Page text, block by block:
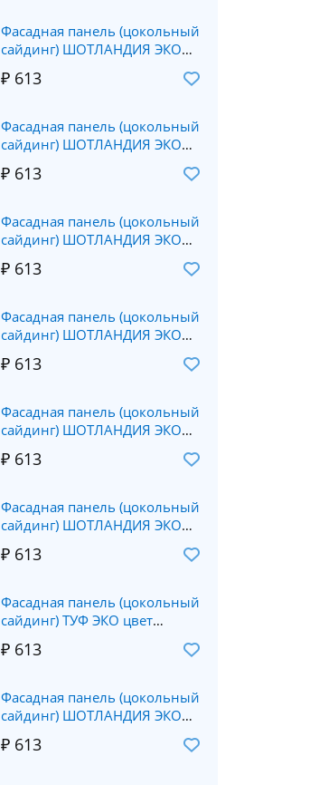
Фасадная панель (цокольный
сайдинг) ШОТЛАНДИЯ ЭКО
цвет кремовый (0.796*0.591)
Альта-Профиль
₽ 613
Фасадная панель (цокольный
сайдинг) ШОТЛАНДИЯ ЭКО
цвет кремовый (0.796*0.591)
Альта-Профиль
₽ 613
Фасадная панель (цокольный
сайдинг) ШОТЛАНДИЯ ЭКО
цвет кремовый (0.796*0.591)
Альта-Профиль
₽ 613
Фасадная панель (цокольный
сайдинг) ШОТЛАНДИЯ ЭКО
цвет кремовый (0.796*0.591)
Альта-Профиль
₽ 613
Фасадная панель (цокольный
сайдинг) ШОТЛАНДИЯ ЭКО
цвет кремовый (0.796*0.591)
Альта-Профиль
₽ 613
Фасадная панель (цокольный
сайдинг) ШОТЛАНДИЯ ЭКО
цвет кремовый (0.796*0.591)
Альта-Профиль
₽ 613
Фасадная панель (цокольный
сайдинг) ТУФ ЭКО цвет
Альта-Профиль
₽ 613
Фасадная панель (цокольный
сайдинг) ШОТЛАНДИЯ ЭКО
Альта-Профиль
₽ 613